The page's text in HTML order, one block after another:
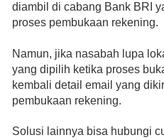
diambil di cabang Bank BRI
proses pembukaan rekening.
Namun, jika nasabah lupa
yang dipilih ketika proses
kembali detail email yang
pembukaan rekening.
Solusi lainnya bisa hubungi